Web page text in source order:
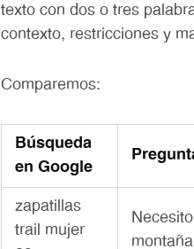
texto con dos o tres
contexto, restricciones y
Comparemos:
Búsqueda
en Google
zapatillas
trail mujer